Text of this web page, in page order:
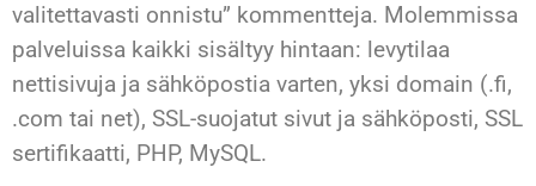
valitettavasti onnistu” kommentteja. Molemmissa
palveluissa kaikki sisältyy hintaan: levytilaa
nettisivuja ja sähköpostia varten, yksi domain (.fi,
.com tai net), SSL-suojatut sivut ja sähköposti, SSL
sertifikaatti, PHP, MySQL.